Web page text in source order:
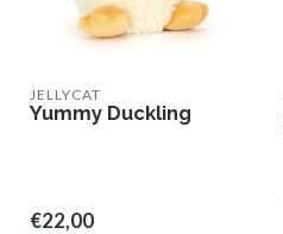
JELLYCAT
Yummy Duckling
€22,00